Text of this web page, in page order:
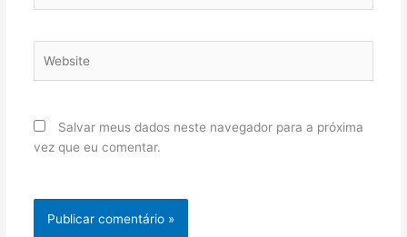
Salvar meus dados neste navegador para a próxima
vez que eu comentar.